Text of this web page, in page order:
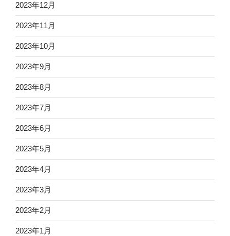
2023年12月
2023年11月
2023年10月
2023年9月
2023年8月
2023年7月
2023年6月
2023年5月
2023年4月
2023年3月
2023年2月
2023年1月